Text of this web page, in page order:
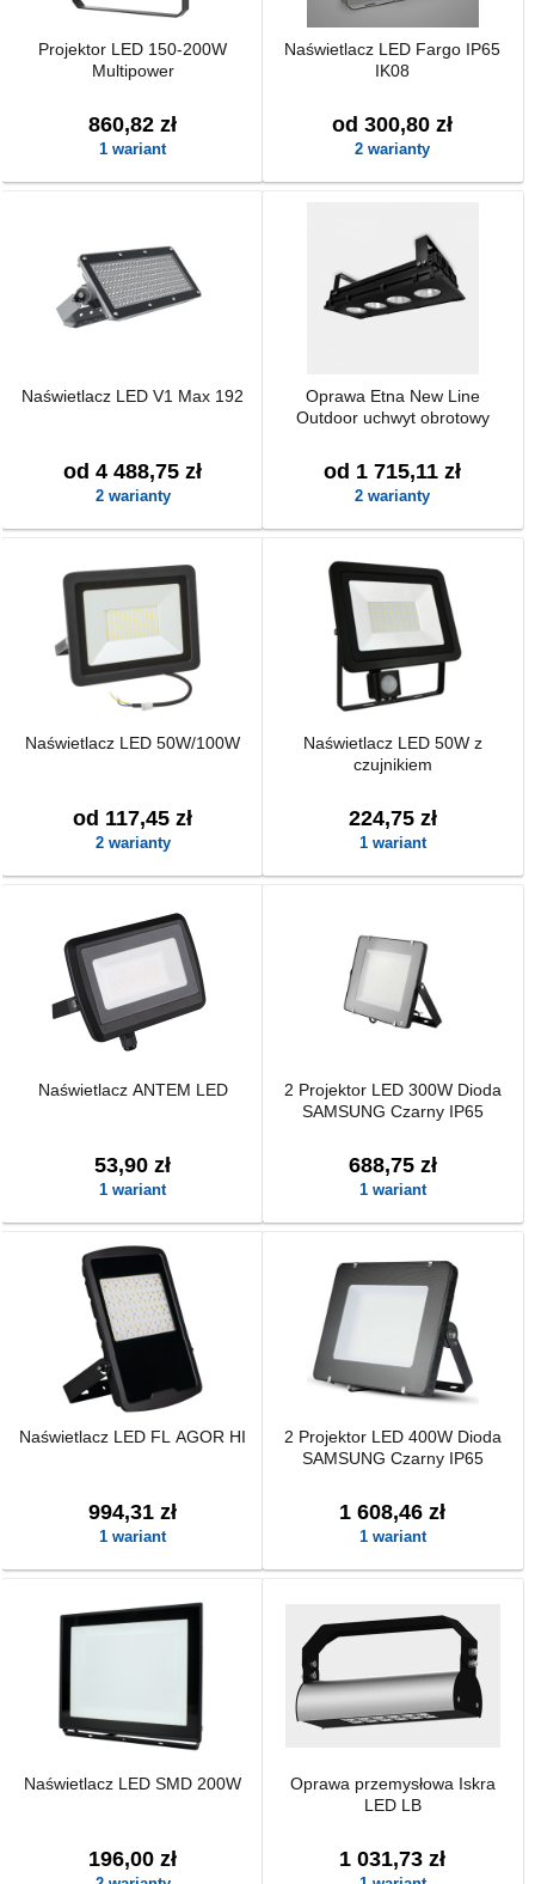
Projektor LED 150-200W
Multipower
860,82 zł
1 wariant
Naświetlacz LED Fargo IP65
IK08
od 300,80 zł
2 warianty
Naświetlacz LED V1 Max 192
od 4 488,75 zł
2 warianty
Oprawa Etna New Line
Outdoor uchwyt obrotowy
od 1 715,11 zł
2 warianty
Naświetlacz LED 50W/100W
od 117,45 zł
2 warianty
Naświetlacz LED 50W z
czujnikiem
224,75 zł
1 wariant
Naświetlacz ANTEM LED
53,90 zł
1 wariant
2 Projektor LED 300W Dioda
SAMSUNG Czarny IP65
688,75 zł
1 wariant
Naświetlacz LED FL AGOR HI
994,31 zł
1 wariant
2 Projektor LED 400W Dioda
SAMSUNG Czarny IP65
1 608,46 zł
1 wariant
Naświetlacz LED SMD 200W
196,00 zł
Oprawa przemysłowa Iskra
LED LB
1 031,73 zł